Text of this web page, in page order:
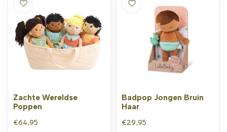
Zachte Wereldse
Poppen
€64,95
Badpop Jongen Bruin
Haar
€29,95